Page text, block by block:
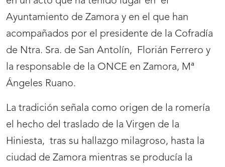
Ayuntamiento de Zamora y en el que han
acompañados por el presidente de la Cofradía
de Ntra. Sra. de San Antolín, Florián Ferrero y
la responsable de la ONCE en Zamora, Mª
Ángeles Ruano.
La tradición señala como origen de la romería
el hecho del traslado de la Virgen de la
Hiniesta, tras su hallazgo milagroso, hasta la
ciudad de Zamora mientras se producía la